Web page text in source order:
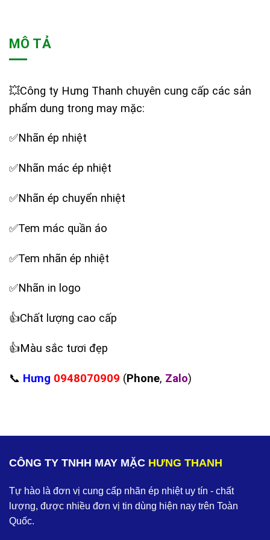
MÔ TẢ
💥Công ty Hưng Thanh chuyên cung cấp các sản
phẩm dung trong may mặc:
✅Nhãn ép nhiệt
✅Nhãn mác ép nhiệt
✅Nhãn ép chuyển nhiệt
✅Tem mác quần áo
✅Tem nhãn ép nhiệt
✅Nhãn in logo
‪👍Chất lượng cao cấp
‪👍Màu sắc tươi đẹp
‪📞 Hưng 0948070909 (Phone, Zalo)
CÔNG TY TNHH MAY MẶC HƯNG THANH
Tự hào là đơn vị cung cấp nhãn ép nhiệt uy tín - chất
lượng, được nhiều đơn vị tin dùng hiện nay trên Toàn
Quốc.